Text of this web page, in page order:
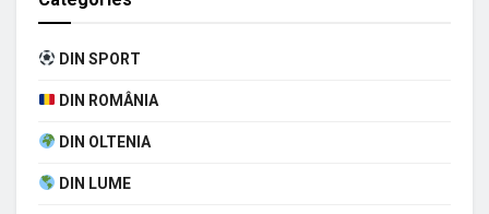
DIN SPORT
DIN ROMÂNIA
DIN OLTENIA
DIN LUME